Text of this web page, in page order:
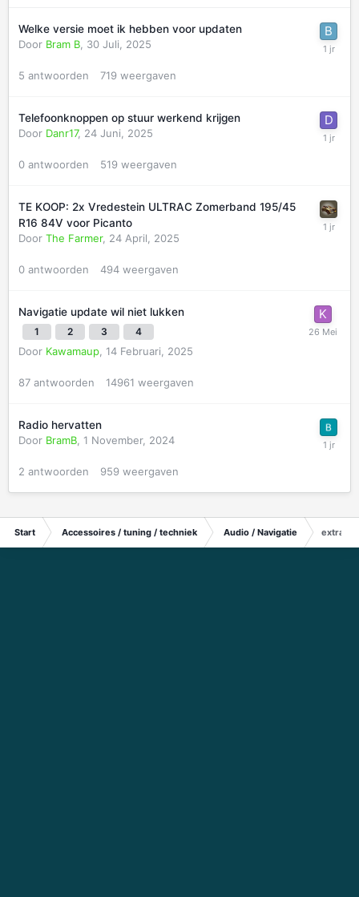
Welke versie moet ik hebben voor updaten
Door Bram B 30 Juli, 2025
5 antwoorden 719 weergaven
Telefoonknoppen op stuur werkend krijgen
Door Danr17, 24 Juni, 2025
0 antwoorden 519 weergaven
TE KOOP: 2x Vredestein ULTRAC Zomerband 195/45
R16 84V voor Picanto
Door The Farmer, 24 April, 2025
0 antwoorden 494 weergaven
Navigatie update wil niet lukken
1 2 3 4
Door Kawamaup 14 Februari, 2025
87 antwoorden 14961 weergaven
Radio hervatten
Door BramB 1 November, 2024
2 antwoorden 959 weergaven
Start Accessoires / tuning / techniek Audio / Navigatie extra